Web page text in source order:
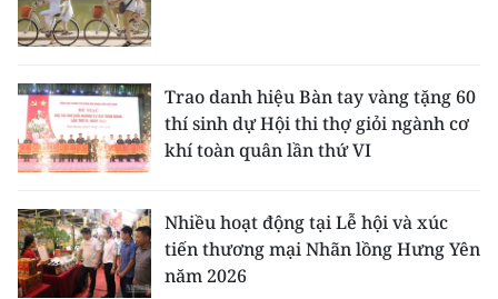
Trao danh hiệu Bàn tay vàng tặng 60
thí sinh dự Hội thi thợ giỏi ngành cơ
khí toàn quân lần thứ VI
Nhiều hoạt động tại Lễ hội và xúc
tiến thương mại Nhãn lồng Hưng Yên
năm 2026